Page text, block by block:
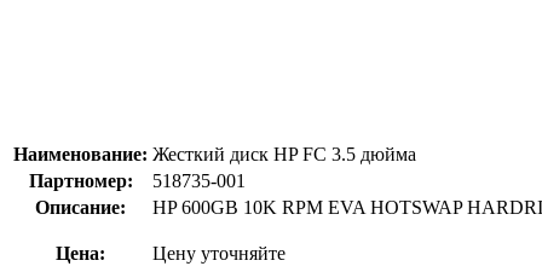
Наименование: Жесткий диск HP FC 3.5 дюйма
Партномер:
518735-001
Описание:
HP 600GB 10K RPM EVA HOTSWAP
Цена: Цену уточняйте